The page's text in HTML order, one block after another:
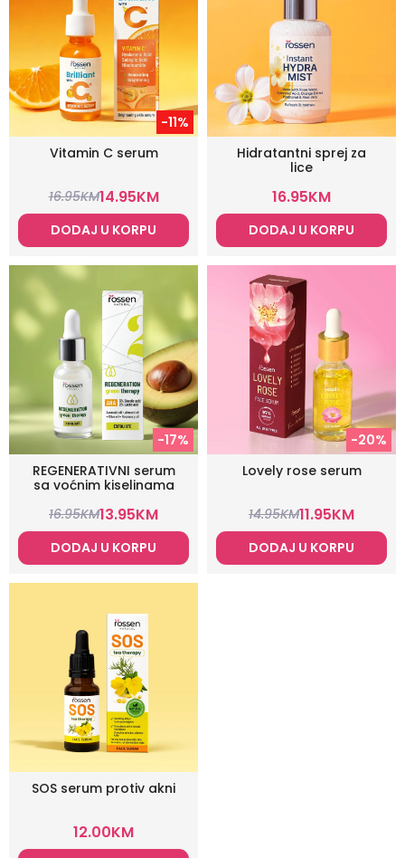
-11%
Vitamin C serum
16.95KM14.95KM
DODAJ U KORPU
Hidratantni sprej za
lice
16.95KM
DODAJ U KORPU
-17%
REGENERATIVNI serum
sa voćnim kiselinama
16.95KM13.95KM
DODAJ U KORPU
-20%
Lovely rose serum
14.95KM11.95KM
DODAJ U KORPU
SOS serum protiv akni
12.00KM